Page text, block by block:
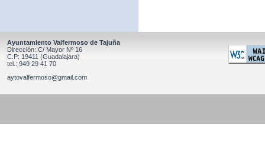
Ayuntamiento Valfermoso de Tajuña
Dirección: C/ Mayor Nº 16
C.P: 19411 (Guadalajara)
tel.: 949 29 41 70
aytovalfermoso@gmail.com